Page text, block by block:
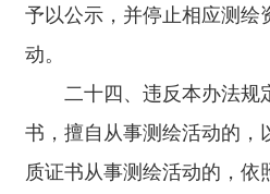
予以公示，并停止相应测绘
动。
二十四、违反本办法规
书，擅自从事测绘活动的，
质证书从事测绘活动的，依